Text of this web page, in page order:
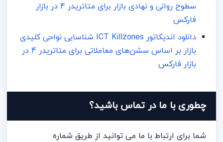
سطوح روانی و نهادی بازار برای متاتریدر 4 در بازار
فارکس
دانلود اندیکاتور ICT Killzones شناسایی نواحی کلیدی
بازار بر اساس سشن‌های معاملاتی برای متاتریدر 4 در
بازار فارکس
چطوری با ما در تماس باشید؟
شما برای ارتباط با ما می توانید از طریق شماره